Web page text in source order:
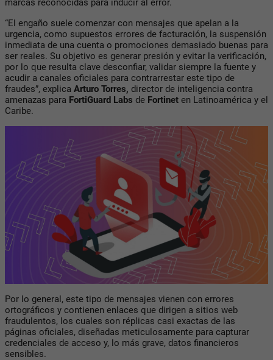
marcas reconocidas para inducir al error.
“El engaño suele comenzar con mensajes que apelan a la
urgencia, como supuestos errores de facturación, la suspensión
inmediata de una cuenta o promociones demasiado buenas para
ser reales. Su objetivo es generar presión y evitar la verificación,
por lo que resulta clave desconfiar, validar siempre la fuente y
acudir a canales oficiales para contrarrestar este tipo de
fraudes”, explica Arturo Torres, director de inteligencia contra
amenazas para FortiGuard Labs de Fortinet en Latinoamérica y el
Caribe.
Por lo general, este tipo de mensajes vienen con errores
ortográficos y contienen enlaces que dirigen a sitios web
fraudulentos, los cuales son réplicas casi exactas de las
páginas oficiales, diseñadas meticulosamente para capturar
credenciales de acceso y, lo más grave, datos financieros
sensibles.